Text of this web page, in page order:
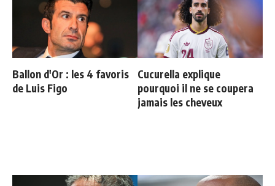
Ballon d'Or : les 4 favoris
de Luis Figo
Cucurella explique
pourquoi il ne se coupera
jamais les cheveux